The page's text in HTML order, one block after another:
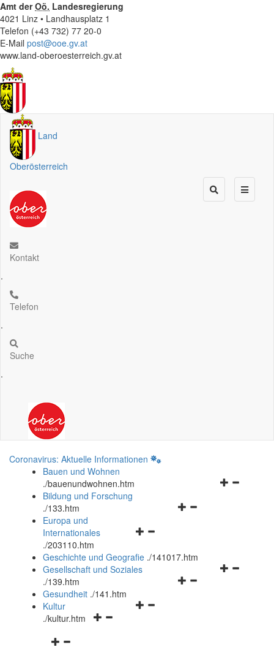
Amt derOö. Landesregierung
4021 Linz • Landhausplatz 1
Telefon (+43 732) 77 20-0
E-Mail post@ooe.gv.at
www.land-oberoesterreich.gv.at
Land
Oberösterreich
Kontakt
.
Telefon
.
Suche
.
Coronavirus: Aktuelle Informationen
Bauen und Wohnen
./bauenundwohnen.htm
Navigationsmenü
Bildung und Forschung
./133.htm
Navigationsmenü
und
schließen
Europa und
Internationales
./203110.htm
Geschichte und Geografie ./141017.htm
Navigationsmenü
Gesellschaft und Soziales
./139.htm
Navigationsmenü
Gesundheit ./141.htm
Navigationsmenü
Kultur
./kultur.htm
Navigationsmenü